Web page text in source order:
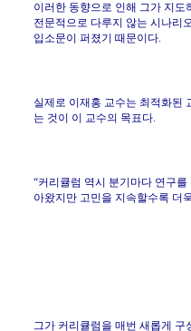
이러한 동향으로 인해 그가 지
전문적으로 다루지 않는 시나리
입소문이 퍼졌기 때문이다.
실제로 이재홍 교수는 최적화된
는 것이 이 교수의 목표다.
“커리큘럼 역시 분기마다 연구
아왔지만 고민을 지속할수록 더
그가 커리큘럼을 매번 새롭게